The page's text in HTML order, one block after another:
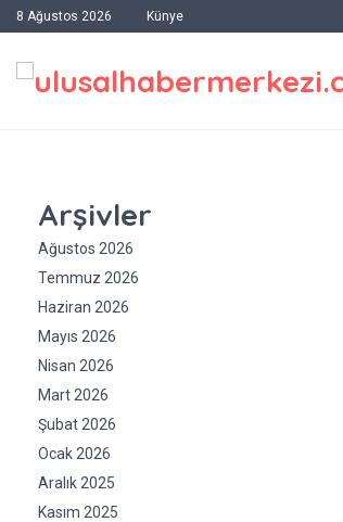
8 Ağustos 2026 Künye
Arşivler
Ağustos 2026
Temmuz 2026
Haziran 2026
Mayıs 2026
Nisan 2026
Mart 2026
Şubat 2026
Ocak 2026
Aralık 2025
Kasım 2025